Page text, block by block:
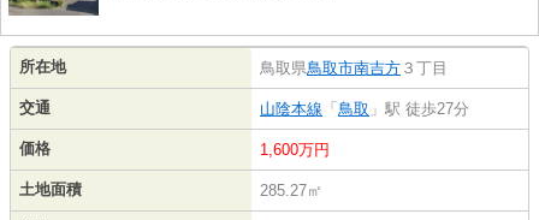
所在地 鳥取県鳥取市南吉方 ３丁目
交通 山陰本線 「 鳥取 」駅 徒歩27分
価格 1,600万円
土地面積 285.27㎡